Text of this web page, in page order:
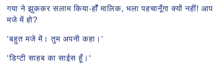
गया ने झुककर सलाम किया-हॉँ मालिक, भला पहचानूँगा क्यों नहीं! आप
मजे में हो?
‘बहुत मजे में। तुम अपनी कहा।‘
‘डिप्टी साहब का साईस हूँ।‘